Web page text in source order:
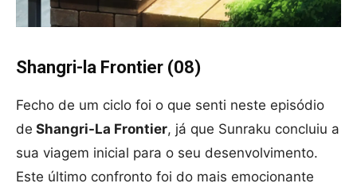
Shangri-la Frontier (08)
Fecho de um ciclo foi o que senti neste episódio
de Shangri-La Frontier, já que Sunraku concluiu a
sua viagem inicial para o seu desenvolvimento.
Este último confronto foi do mais emocionante